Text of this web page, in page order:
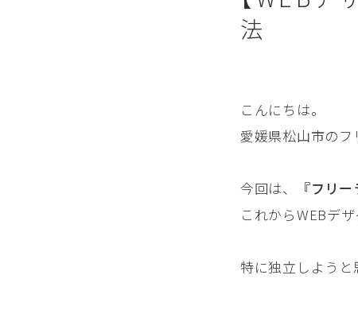
法
こんにちは。
愛媛県松山市のフ
今回は、 『フリ
これからWEBデ
特に独立しようと